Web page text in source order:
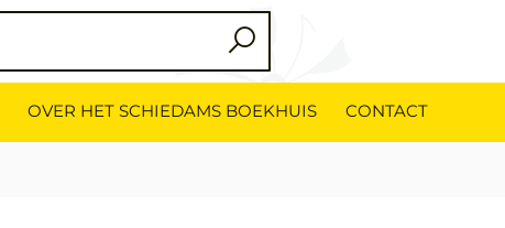
OVER HET SCHIEDAMS BOEKHUIS CONTACT